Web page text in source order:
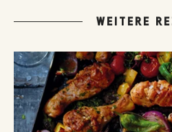
WEITERE